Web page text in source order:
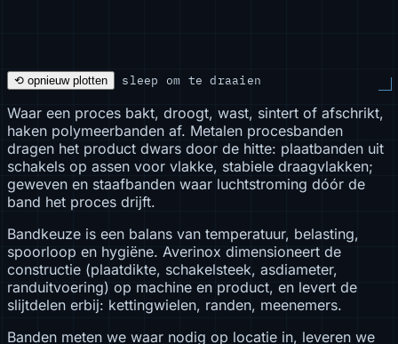
⟲ opnieuw plotten sleep om te draaien
Waar een proces bakt, droogt, wast, sintert of afschrikt,
haken polymeerbanden af. Metalen procesbanden
dragen het product dwars door de hitte: plaatbanden uit
schakels op assen voor vlakke, stabiele draagvlakken;
geweven en staafbanden waar luchtstroming dóór de
band het proces drijft.
Bandkeuze is een balans van temperatuur, belasting,
spoorloop en hygiëne. Averinox dimensioneert de
constructie (plaatdikte, schakelsteek, asdiameter,
randuitvoering) op machine en product, en levert de
slijtdelen erbij: kettingwielen, randen, meenemers.
Banden meten we waar nodig op locatie in, leveren we